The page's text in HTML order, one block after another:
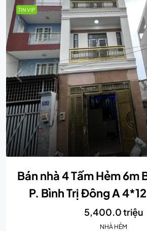
TIN VIP
Bán nhà 4 Tấm Hẻm 6m
P. Bình Trị Đông A
5,400.0 triệu
NHÀ HẺM